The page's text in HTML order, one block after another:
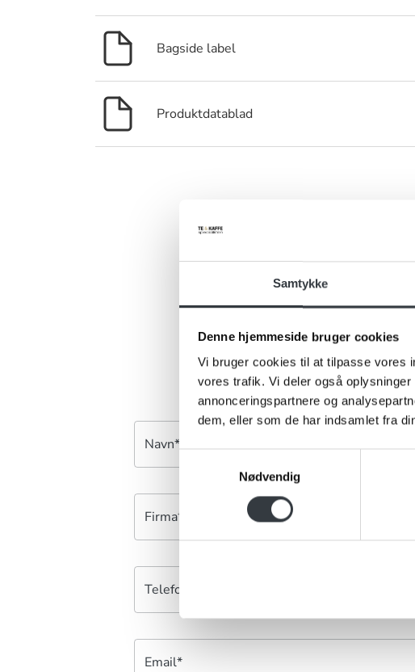
Samtykke
Denne hjemmeside bruger cookies
Vi bruger cookies til at tilpasse vores
vores trafik. Vi deler også
annonceringspartnere og
dem, eller som de har indsamlet fra
Nødvendig
Bagside label
Produktdatablad
Har du ris, ros eller
Navn*
Firma*
Telefonnr.*
Email*